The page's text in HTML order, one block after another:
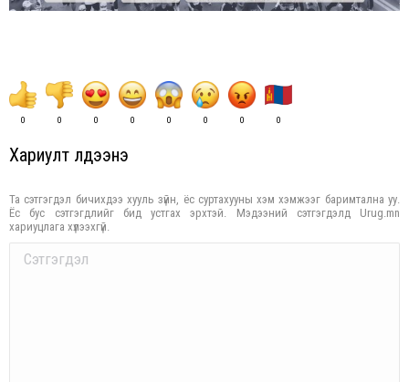
0 0 0 0 0 0 0 0
Хариулт үлдээнэ үү
Та сэтгэгдэл бичихдээ хууль зүйн, ёс суртахууны хэм хэмжээг баримтална уу.
Ёс бус сэтгэгдлийг бид устгах эрхтэй. Мэдээний сэтгэгдэлд Urug.mn
хариуцлага хүлээхгүй.
Comment